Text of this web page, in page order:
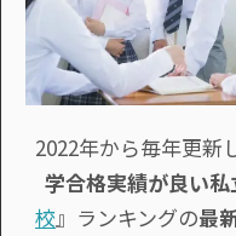
2022年から毎年更新
学合格実績が良い私
校』ランキングの最